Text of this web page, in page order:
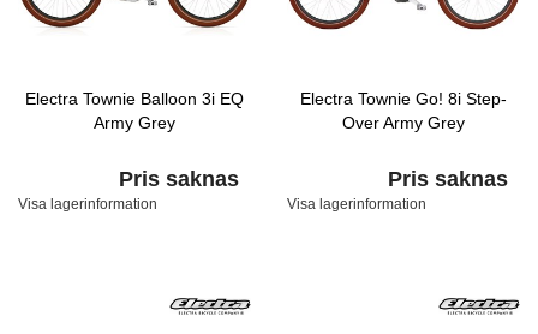
Electra Townie Balloon 3i EQ
Army Grey
Pris saknas
Visa lagerinformation
Electra Townie Go! 8i Step-
Over Army Grey
Pris saknas
Visa lagerinformation